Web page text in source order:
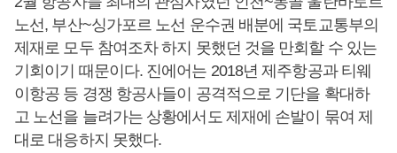
노선, 부산~싱가포르 노선 운수권 배분에 국토교통부의
제재로 모두 참여조차 하지 못했던 것을 만회할 수 있는
기회이기 때문이다. 진에어는 2018년 제주항공과 티웨
이항공 등 경쟁 항공사들이 공격적으로 기단을 확대하
고 노선을 늘려가는 상황에서도 제재에 손발이 묶여 제
대로 대응하지 못했다.